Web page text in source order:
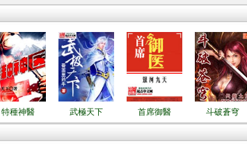
特種神醫 武極天下 首席御醫 斗破蒼穹